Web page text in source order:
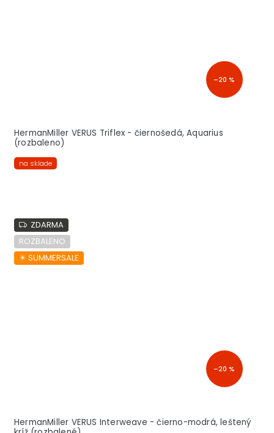
–20 %
HermanMiller VERUS Triflex - čiernošedá, Aquarius
(rozbaleno)
na sklade
ZDARMA
ROZBALENO
☀︎ SUMMERSALE
–20 %
HermanMiller VERUS Interweave - čierno-modrá, leštený